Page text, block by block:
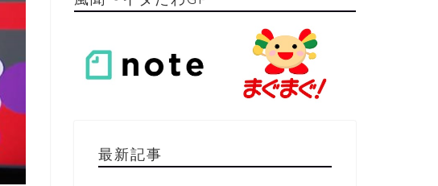
最新記事